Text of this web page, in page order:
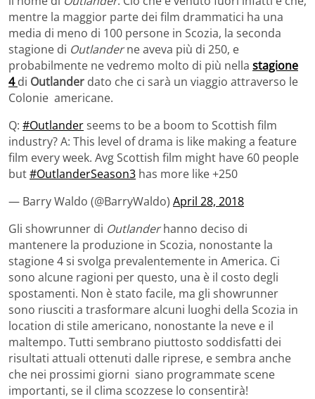
mentre la maggior parte dei film drammatici ha una
media di meno di 100 persone in Scozia, la seconda
stagione di Outlanderne aveva più di 250, e
probabilmente ne vedremo molto di più nella stagione
4di Outlander dato che ci sarà un viaggio attraverso le
Colonie americane.
Q: #Outlanderseems to be a boom to Scottish film
industry? A: This level of drama is like making a feature
film every week. Avg Scottish film might have 60 people
but#OutlanderSeason3 has more like +250
— Barry Waldo (@BarryWaldo) April 28, 2018
Gli showrunner di Outlanderhanno deciso di
mantenere la produzione in Scozia, nonostante la
stagione 4 si svolga prevalentemente in America. Ci
sono alcune ragioni per questo, una è il costo degli
spostamenti. Non è stato facile, ma gli showrunner
sono riusciti a trasformare alcuni luoghi della Scozia in
location di stile americano, nonostante la neve e il
maltempo. Tutti sembrano piuttosto soddisfatti dei
risultati attuali ottenuti dalle riprese, e sembra anche
che nei prossimi giorni siano programmate scene
importanti, se il clima scozzese lo consentirà!